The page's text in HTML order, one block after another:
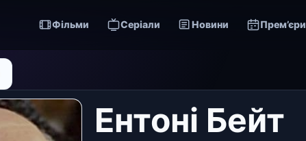
Фільми Серіали Новини Прем’єри
Ентоні Бейт